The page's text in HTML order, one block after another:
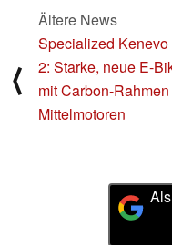
⟨
Ältere News
Specialized Kenevo
2: Starke, neue E-
mit Carbon-
Mittelmotoren